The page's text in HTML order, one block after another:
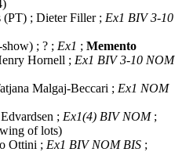
(PT) ; Dieter Filler ; Ex1 BIV 3-10
; ? ; Ex1 ; Memento
Hornell ; Ex1 BIV 3-10 NOM
Malgaj-Beccari ; Ex1 NOM
; Ex1(4) BIV NOM;
of lots)
Ottini ; Ex1 BIV NOM BIS ;